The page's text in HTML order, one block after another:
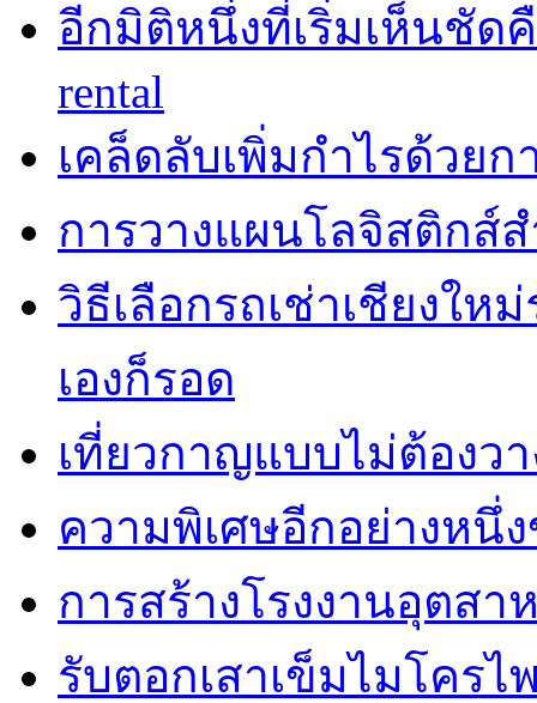
อีกมิติหนึ่งที่เริ่มเห็นชัดคื
rental
เคล็ดลับเพิ่มกำไรด้วย
การวางแผนโลจิสติกส์
วิธีเลือกรถเช่าเชียงให
เองก็รอด
เที่ยวกาญแบบไม่ต้องว
ความพิเศษอีกอย่างหนึ่
การสร้างโรงงานอุตสา
รับตอกเสาเข็มไมโคร